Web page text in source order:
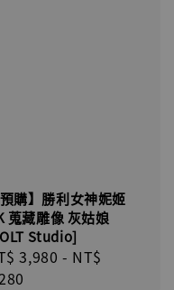
預購】勝利女神妮姬
蒐藏雕像 灰姑娘
Studio]
3,980 - NT$